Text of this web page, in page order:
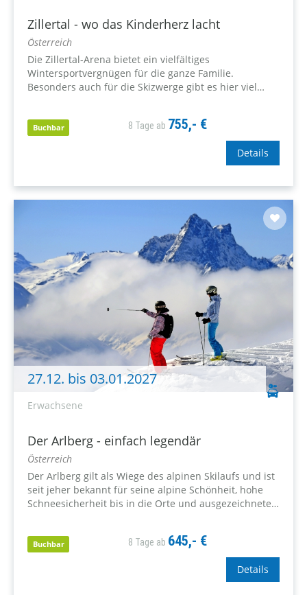
Zillertal - wo das Kinderherz lacht
Österreich
Die Zillertal-Arena bietet ein vielfältiges
Wintersportvergnügen für die ganze Familie.
Besonders auch für die Skizwerge gibt es hier viel
gute Skischulen.
Buchbar 8 Tage ab 755,- €
Details
27.12. bis 03.01.2027
Erwachsene
Der Arlberg - einfach legendär
Österreich
Der Arlberg gilt als Wiege des alpinen Skilaufs und ist
seit jeher bekannt für seine alpine Schönheit, hohe
Schneesicherheit bis in die Orte und ausgezeichnete
Buchbar 8 Tage ab 645,- €
Details